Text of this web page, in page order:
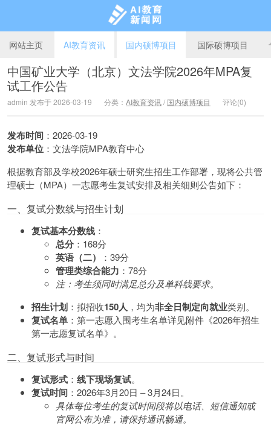
网站主页 AI教育资讯 国内硕博项目 国际硕博项目
中国矿业大学（北京）文法学院2026年MPA复
试工作公告
admin 发布于 2026-03-19 分类： AI教育资讯/ 国内硕博项目 评论(0)
发布时间 ：2026-03-19
发布单位 ：文法学院MPA教育中心
根据教育部及学校2026年硕士研究生招生工作部署，现将公共管
理硕士（MPA）一志愿考生复试安排及相关细则公告如下：
一、复试分数线与招生计划
复试基本分数线 ：
总分 ：168分
英语（二） ：39分
管理类综合能力 ：78分
注：考生须同时满足总分及单科线要求。
招生计划 ：拟招收150人 ，均为非全日制定向就业类别。
复试名单 ：第一志愿入围考生名单详见附件《2026年招生
第一志愿复试名单》。
二、复试形式与时间
复试形式 ： 线下现场复试。
复试时间 ：2026年3月20日 – 3月24日。
具体每位考生的复试时间段将以电话、短信通知或
官网公布为准，请保持通讯畅通。